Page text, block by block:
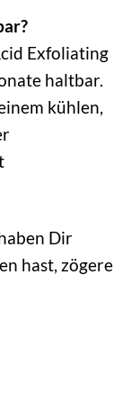
Exfoliating
haltbar.
kühlen,
Dir
hast, zögere